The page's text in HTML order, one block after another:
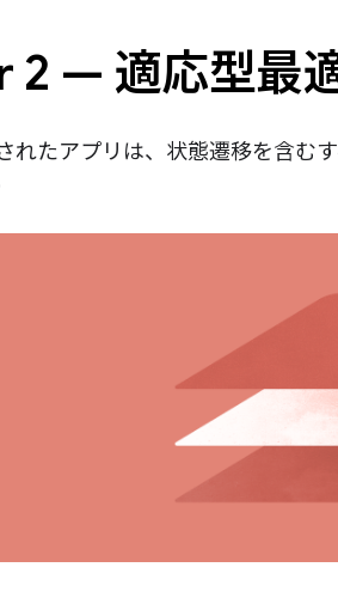
2 — 適応型最
れたアプリは、状態遷移を含む